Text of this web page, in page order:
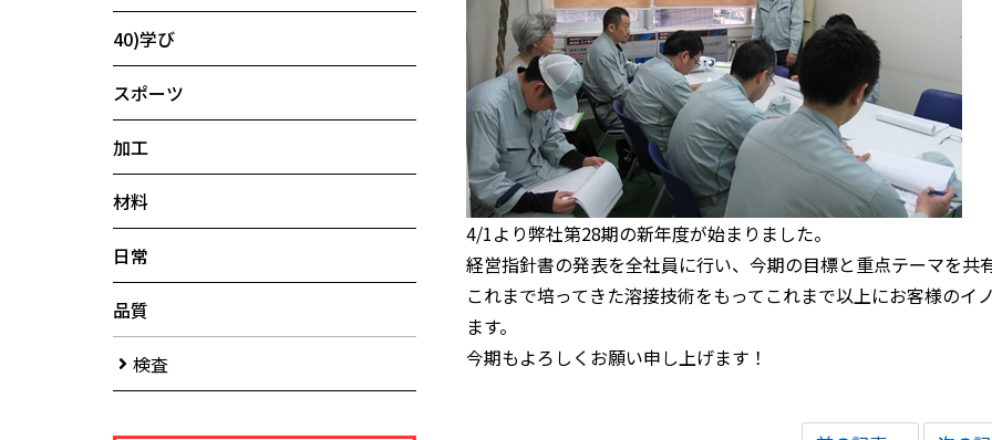
4/1より弊社第28期の新年度が始まりました。
経営指針書の発表を全社員に行い、今期の目標と重点テーマを共
これまで培ってきた溶接技術をもってこれまで以上にお客様の
ます。
今期もよろしくお願い申し上げます！
40)学び
スポーツ
加工
材料
日常
品質
検査